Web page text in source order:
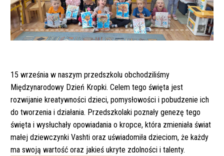
15 września w naszym przedszkolu obchodziliśmy
Międzynarodowy Dzień Kropki. Celem tego święta jest
rozwijanie kreatywności dzieci, pomysłowości i pobudzenie ich
do tworzenia i działania. Przedszkolaki poznały genezę tego
święta i wysłuchały opowiadania o kropce, która zmieniała świat
małej dziewczynki Vashti oraz uświadomiła dzieciom, że każdy
ma swoją wartość oraz jakieś ukryte zdolności i talenty.